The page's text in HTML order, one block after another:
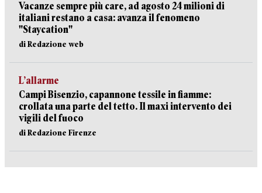
Vacanze sempre più care, ad agosto 24 milioni di
italiani restano a casa: avanza il fenomeno
"Staycation"
di Redazione web
L’allarme
Campi Bisenzio, capannone tessile in fiamme:
crollata una parte del tetto. Il maxi intervento dei
vigili del fuoco
di Redazione Firenze